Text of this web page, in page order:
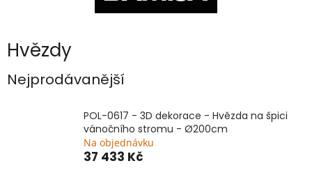
Hvězdy
Nejprodávanější
POL-0617 - 3D dekorace - Hvězda na špici
vánočního stromu - Ø200cm
Na objednávku
37 433 Kč